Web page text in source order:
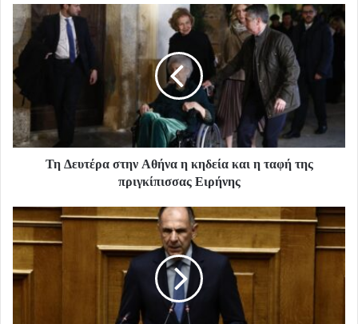
Τη Δευτέρα στην Αθήνα η κηδεία και η ταφή της
πριγκίπισσας Ειρήνης